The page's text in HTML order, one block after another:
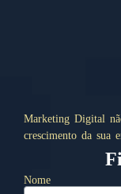
Marketing Digital
crescimento da sua
Nome